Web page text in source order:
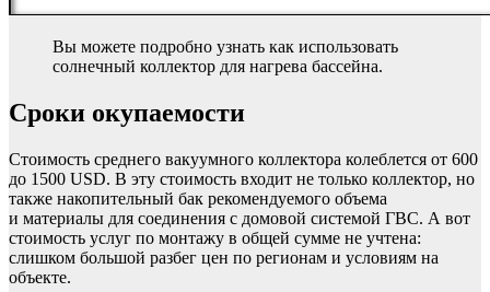
Вы можете подробно узнать как использовать
солнечный коллектор для нагрева бассейна.
Сроки окупаемости
Стоимость среднего вакуумного коллектора колеблется от 600
до 1500 USD. В эту стоимость входит не только коллектор, но
также накопительный бак рекомендуемого объема
и материалы для соединения с домовой системой ГВС. А вот
стоимость услуг по монтажу в общей сумме не учтена:
слишком большой разбег цен по регионам и условиям на
объекте.